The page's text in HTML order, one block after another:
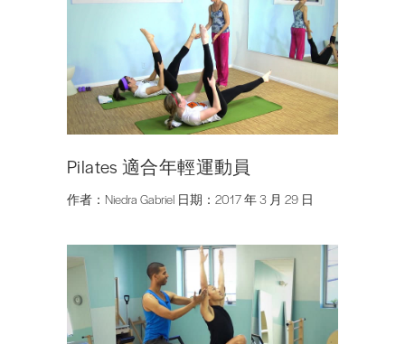
Pilates 適合年輕運動員
作者：Niedra Gabriel 日期：2017 年 3 月 29 日